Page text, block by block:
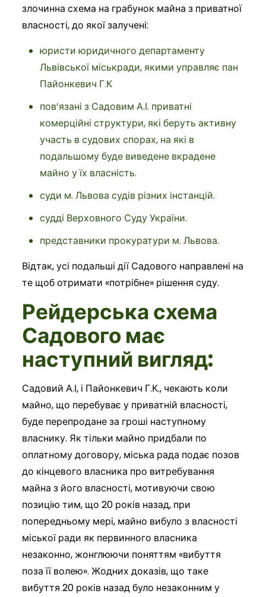
злочинна схема на грабунок майна з приватної
власності, до якої залучені:
юристи юридичного департаменту
Львівської міськради, якими управляє пан
Пайонкевич Г.К
пов’язані з Садовим А.І. приватні
комерційні структури, які беруть активну
участь в судових спорах, на які в
подальшому буде виведене вкрадене
майно у їх власність.
суди м. Львова судів різних інстанцій.
судді Верховного Суду України.
представники прокуратури м. Львова.
Відтак, усі подальші дії Садового направлені на
те щоб отримати «потрібне» рішення суду.
Рейдерська схема
Садового має
наступний вигляд:
Садовий А.І, і Пайонкевич Г.К., чекають коли
майно, що перебуває у приватній власності,
буде перепродане за гроші наступному
власнику. Як тільки майно придбали по
оплатному договору, міська рада подає позов
до кінцевого власника про витребування
майна з його власності, мотивуючи свою
позицію тим, що 20 років назад, при
попередньому мері, майно вибуло з власності
міської ради як первинного власника
незаконно, жонглюючи поняттям «вибуття
поза її волею». Жодних доказів, що таке
вибуття 20 років назад було незаконним у